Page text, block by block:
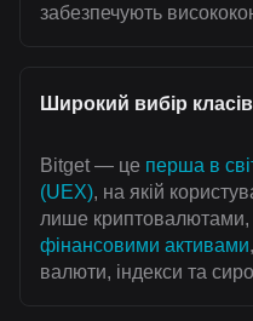
забезпечують
Широкий вибір класів
Bitget — це перша в
(UEX), на якій
лише криптовалютами,
фінансовими активами
валюти, індекси та